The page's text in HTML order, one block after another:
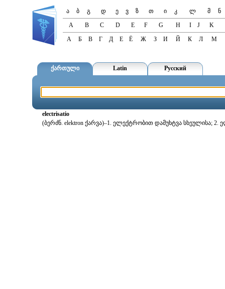
ა ბ გ დ ე ვ ზ თ ი კ ლ მ
ნ
A
B C D E F G H I J
K
А
Б В Г Д Е Ё Ж З И Й К Л М
ქართული Latin Русский
electrisatio
(ბერძნ. elektron ქარვა)–1. ელექტრობით დამუხტვა სხეულისა;